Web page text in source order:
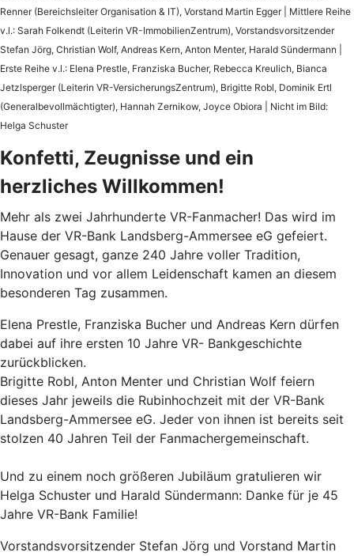
Renner (Bereichsleiter Organisation & IT), Vorstand Martin Egger | Mittlere Reihe
v.l.: Sarah Folkendt (Leiterin VR-ImmobilienZentrum), Vorstandsvorsitzender
Stefan Jörg, Christian Wolf, Andreas Kern, Anton Menter, Harald Sündermann |
Erste Reihe v.l.: Elena Prestle, Franziska Bucher, Rebecca Kreulich, Bianca
Jetzlsperger (Leiterin VR-VersicherungsZentrum), Brigitte Robl, Dominik Ertl
(Generalbevollmächtigter), Hannah Zernikow, Joyce Obiora | Nicht im Bild:
Helga Schuster
Konfetti, Zeugnisse und ein
herzliches Willkommen!
Mehr als zwei Jahrhunderte VR-Fanmacher! Das wird im
Hause der VR-Bank Landsberg-Ammersee eG gefeiert.
Genauer gesagt, ganze 240 Jahre voller Tradition,
Innovation und vor allem Leidenschaft kamen an diesem
besonderen Tag zusammen.
Elena Prestle, Franziska Bucher und Andreas Kern dürfen
dabei auf ihre ersten 10 Jahre VR- Bankgeschichte
zurückblicken.
Brigitte Robl, Anton Menter und Christian Wolf feiern
dieses Jahr jeweils die Rubinhochzeit mit der VR-Bank
Landsberg-Ammersee eG. Jeder von ihnen ist bereits seit
stolzen 40 Jahren Teil der Fanmachergemeinschaft.
Und zu einem noch größeren Jubiläum gratulieren wir
Helga Schuster und Harald Sündermann: Danke für je 45
Jahre VR-Bank Familie!
Vorstandsvorsitzender Stefan Jörg und Vorstand Martin